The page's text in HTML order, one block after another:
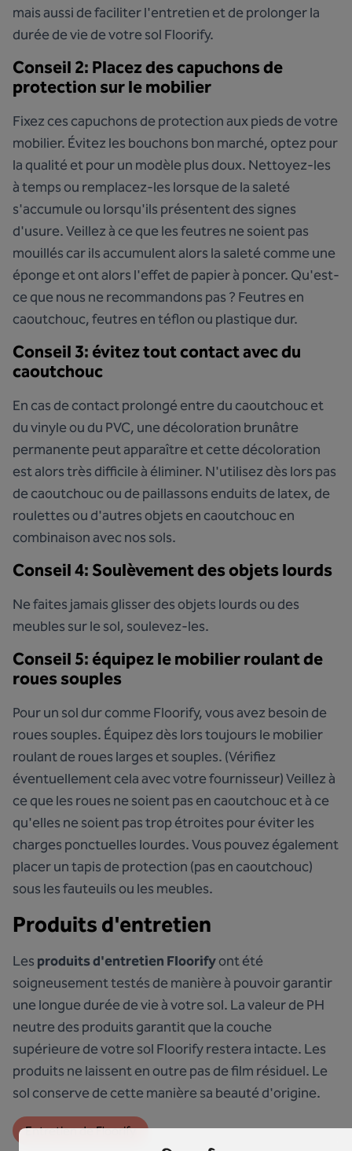
mais aussi de faciliter l'entretien et de prolonger la
durée de vie de votre sol Floorify.
Conseil 2: Placez des capuchons de
protection sur le mobilier
Fixez ces capuchons de protection aux pieds de votre
mobilier. Évitez les bouchons bon marché, optez pour
la qualité et pour un modèle plus doux. Nettoyez-les
à temps ou remplacez-les lorsque de la saleté
s'accumule ou lorsqu'ils présentent des signes
d'usure. Veillez à ce que les feutres ne soient pas
mouillés car ils accumulent alors la saleté comme une
éponge et ont alors l'effet de papier à poncer. Qu'est-
ce que nous ne recommandons pas ? Feutres en
caoutchouc, feutres en téflon ou plastique dur.
Conseil 3: évitez tout contact avec du
caoutchouc
En cas de contact prolongé entre du caoutchouc et
du vinyle ou du PVC, une décoloration brunâtre
permanente peut apparaître et cette décoloration
est alors très difficile à éliminer. N'utilisez dès lors pas
de caoutchouc ou de paillassons enduits de latex, de
roulettes ou d'autres objets en caoutchouc en
combinaison avec nos sols.
Conseil 4: Soulèvement des objets lourds
Ne faites jamais glisser des objets lourds ou des
meubles sur le sol, soulevez-les.
Conseil 5: équipez le mobilier roulant de
roues souples
Pour un sol dur comme Floorify, vous avez besoin de
roues souples. Équipez dès lors toujours le mobilier
roulant de roues larges et souples. (Vérifiez
éventuellement cela avec votre fournisseur) Veillez à
ce que les roues ne soient pas en caoutchouc et à ce
qu'elles ne soient pas trop étroites pour éviter les
charges ponctuelles lourdes. Vous pouvez également
placer un tapis de protection (pas en caoutchouc)
sous les fauteuils ou les meubles.
Produits d'entretien
Les produits d'entretien Floorifyont été
soigneusement testés de manière à pouvoir garantir
une longue durée de vie à votre sol. La valeur de PH
neutre des produits garantit que la couche
supérieure de votre sol Floorify restera intacte. Les
produits ne laissent en outre pas de film résiduel. Le
sol conserve de cette manière sa beauté d'origine.
Entretien de Floorify